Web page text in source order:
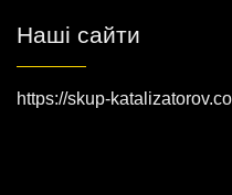
Наші сайти
https://skup-